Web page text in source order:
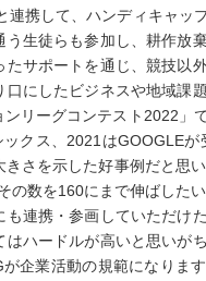
携して、ハンディキャッ
生徒らも参加し、耕作放
サポートを通じ、競技以
にしたビジネスや地域課
リーグコンテスト2022」
クス、2021はGOOGLE
さを示した好事例だと思
の数を160にまで伸ばした
連携・参画していただけ
ハードルが高いと思いが
企業活動の規範になりま